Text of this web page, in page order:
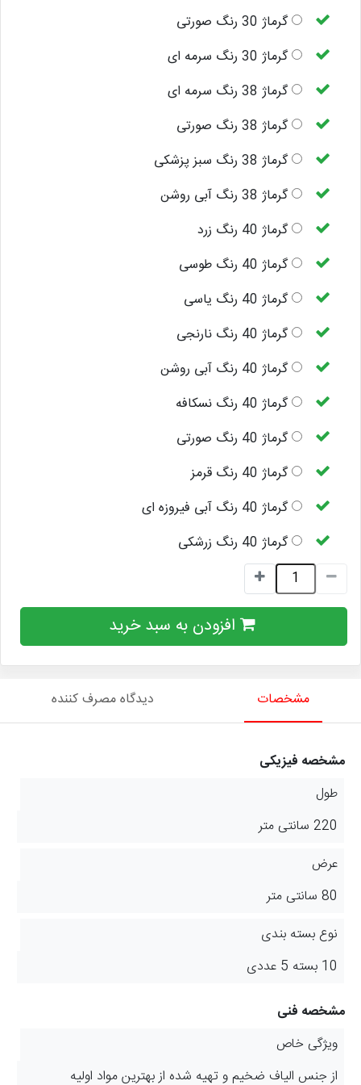
گرماژ 30 رنگ صورتی
گرماژ 30 رنگ سرمه ای
گرماژ 38 رنگ سرمه ای
گرماژ 38 رنگ صورتی
گرماژ 38 رنگ سبز پزشکی
گرماژ 38 رنگ آبی روشن
گرماژ 40 رنگ زرد
گرماژ 40 رنگ طوسی
گرماژ 40 رنگ یاسی
گرماژ 40 رنگ نارنجی
گرماژ 40 رنگ آبی روشن
گرماژ 40 رنگ نسکافه
گرماژ 40 رنگ صورتی
گرماژ 40 رنگ قرمز
گرماژ 40 رنگ آبی فیروزه ای
گرماژ 40 رنگ زرشکی
مشخصات دیدگاه مصرف کننده
مشخصه فیزیکی
طول
220 سانتی متر
عرض
80 سانتی متر
نوع بسته بندی
10 بسته 5 عددی
مشخصه فنی
ویژگی خاص
از جنس الیاف ضخیم و تهیه شده از بهترین مواد اولیه